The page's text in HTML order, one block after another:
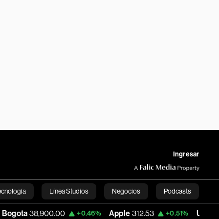
Ingresar
Línea Studios Negocios Podcasts
English
+0.46% Apple 312.53 +0.51% USD COP 3,159.39